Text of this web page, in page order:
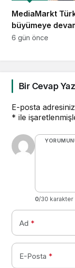
MediaMarkt
büyümeye
ediyor
6 gün önce
Bir Cevap Yaz
E-posta
* ile
0/30 karakter
Ad *
E-Posta *